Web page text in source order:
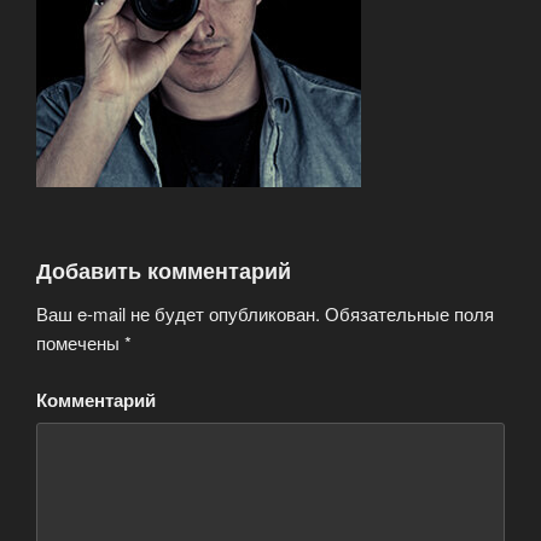
Добавить комментарий
Ваш e-mail не будет опубликован. Обязательные поля
помечены *
Комментарий